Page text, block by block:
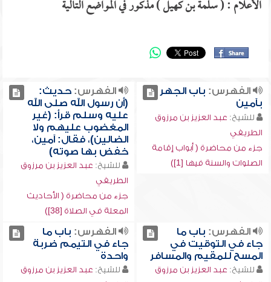
الأعلام : ( سلمة بن كهيل ) مذكور في المواضع التالية
الفهرس: باب الجهر
بآمين
للشيخ: عبد العزيز بن مرزوق
الطريفي
جزء من محاضرة ( أبواب إقامة
الصلوات والسنة فيها [1])
الفهرس:حديث:
(أن رسول الله صلى الله
عليه وسلم قرأ: (غير
المغضوب عليهم ولا
الضالين)، فقال: آمين،
خفض بها صوته)
للشيخ: عبد العزيز بن مرزوق
الطريفي
جزء من محاضرة ( الأحاديث
المعلة في الصلاة [38])
الفهرس: باب ما
جاء في التوقيت في
المسح للمقيم والمسافر
للشيخ: عبد العزيز بن مرزوق
الفهرس: باب ما
جاء في التيمم ضربة
واحدة
للشيخ: عبد العزيز بن مرزوق